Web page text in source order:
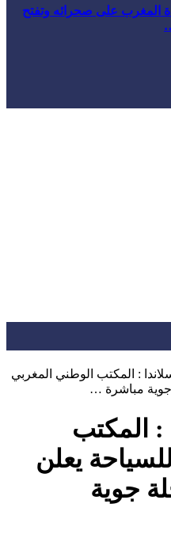
المغرب على صحرائه وتفتح
: المكتب الوطني المغربي
مباشرة …
: المكتب
يعلن
جوية